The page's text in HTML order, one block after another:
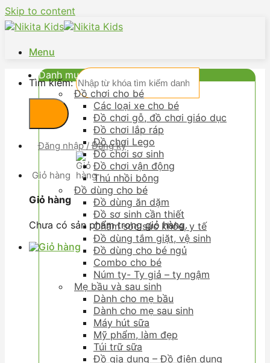
Skip to content
Menu
Tìm kiếm:
Đăng nhập / Đăng ký
Giỏ hàng
Giỏ hàng
Chưa có sản phẩm trong giỏ hàng.
Danh mục
Đồ chơi cho bé
Các loại xe cho bé
Đồ chơi gỗ, đồ chơi giáo dục
Đồ chơi lắp ráp
Đồ chơi Lego
Đồ chơi sơ sinh
Đồ chơi vận động
Thú nhồi bông
Đồ dùng cho bé
Đồ dùng ăn dặm
Đồ sơ sinh cần thiết
Chăm sóc sức khỏe, y tế
Đồ dùng tắm giặt, vệ sinh
Đồ dùng cho bé ngủ
Combo cho bé
Núm ty- Ty giả – ty ngậm
Mẹ bầu và sau sinh
Dành cho mẹ bầu
Dành cho mẹ sau sinh
Máy hút sữa
Mỹ phẩm, làm đẹp
Túi trữ sữa
Đồ gia dụng – Đồ điện dụng